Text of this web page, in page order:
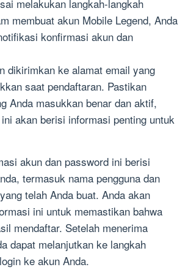
melakukan langkah-langkah
membuat akun Mobile Legend, Anda
konfirmasi akun dan
dikirimkan ke alamat email yang
saat pendaftaran. Pastikan
Anda masukkan benar dan aktif,
akan berisi informasi penting untuk
akun dan password ini berisi
termasuk nama pengguna dan
telah Anda buat. Anda akan
ini untuk memastikan bahwa
mendaftar. Setelah menerima
dapat melanjutkan ke langkah
ke akun Anda.